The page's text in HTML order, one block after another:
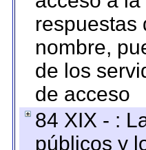
respuestas
nombre,
de los
de acceso
84 XIX - :
públicos y